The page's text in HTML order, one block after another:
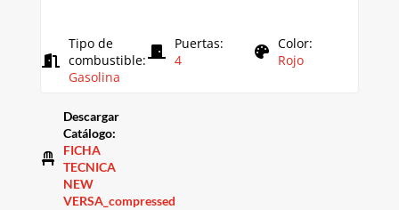
Tipo de
combustible:
Gasolina
Puertas:
4
Color:
Rojo
Descargar
Catálogo:
FICHA
TECNICA
NEW
VERSA_compressed